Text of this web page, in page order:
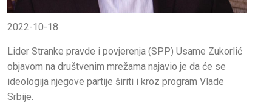
2022-10-18
Lider Stranke pravde i povjerenja (SPP) Usame Zukorlić
objavom na društvenim mrežama najavio je da će se
ideologija njegove partije širiti i kroz program Vlade
Srbije.